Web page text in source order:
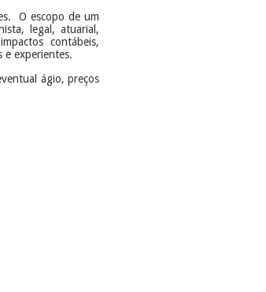
O escopo de um
legal, atuarial,
contábeis,
e experientes.
ágio, preços